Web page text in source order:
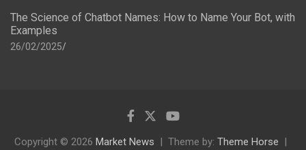
The Science of Chatbot Names: How to Name Your Bot, with
Examples
26/02/2025
Copyright © 2026 Market News Theme by: Theme Horse